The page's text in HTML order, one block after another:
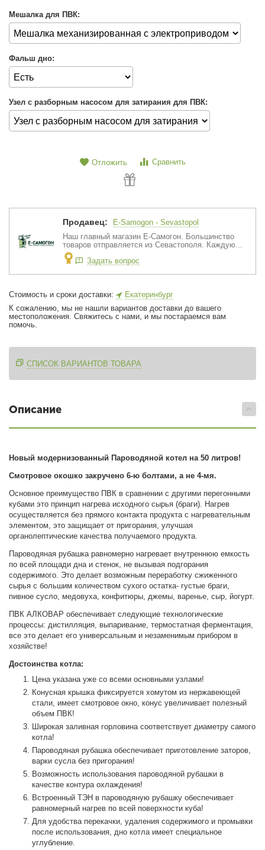
Мешалка для ПВК:
Фальш дно:
Узел с разборным насосом для затирания для ПВК:
Отложить Сравнить
Продавец:
E-Samogon - Sevastopol
Наш главный магазин Е-Самогон. Большинство
товаров отправляется из Севастополя. Каждую...
Задать вопрос
Стоимость и сроки доставки:
Екатеринбург
К сожалению, мы не нашли вариантов доставки до вашего
местоположения. Свяжитесь с нами, и мы постараемся вам
помочь.
СПИСОК ВАРИАНТОВ ТОВАРА
Описание
Новый модернизованный Пароводяной котел на 50 литров!
Смотровое окошко закручено 6-ю болтами, а не 4-мя.
Основное преимущество ПВК в сравнении с другими перегонными
кубами это принцип нагрева исходного сырья (браги). Нагрев
осуществляется без прямого контакта продукта с нагревательным
элементом, это защищает от пригорания, улучшая
органолептические качества получаемого продукта.
Пароводяная рубашка равномерно нагревает внутреннюю емкость
по всей площади дна и стенок, не вызывая подгорания
содержимого. Это делает возможным переработку сжиженного
сырья с большим количеством сухого остатка- густые браги,
пивное сусло, медовуха, конфитюры, джемы, варенье, сыр, йогурт.
ПВК АЛКОВАР обеспечивает следующие технологические
процессы: дистилляция, выпаривание, термостатная ферментация,
все это делает его универсальным и незаменимым прибором в
хозяйстве!
Достоинства котла:
Цена указана уже со всеми основными узлами!
Конусная крышка фиксируется хомутом из нержавеющей
стали, имеет смотровое окно, конус увеличивает полезный
объем ПВК!
Широкая заливная горловина соответствует диаметру самого
котла!
Пароводяная рубашка обеспечивает приготовление заторов,
варки сусла без пригорания!
Возможность использования пароводяной рубашки в
качестве контура охлаждения!
Встроенный ТЭН в пароводяную рубашку обеспечивает
равномерный нагрев по всей поверхности куба!
Для удобства перекачки, удаления содержимого и промывки
после использования, дно котла имеет специальное
углубление.